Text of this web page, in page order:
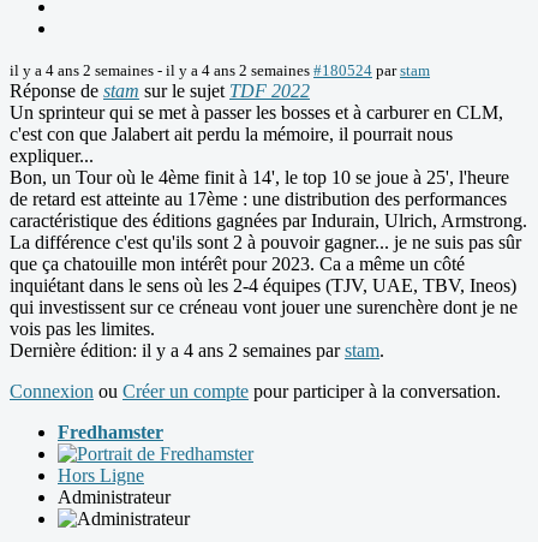
il y a 4 ans 2 semaines - il y a 4 ans 2 semaines #180524 parstam
Réponse de stam sur le sujet TDF 2022
Un sprinteur qui se met à passer les bosses et à carburer en CLM,
c'est con que Jalabert ait perdu la mémoire, il pourrait nous
expliquer...
Bon, un Tour où le 4ème finit à 14', le top 10 se joue à 25', l'heure
de retard est atteinte au 17ème : une distribution des performances
caractéristique des éditions gagnées par Indurain, Ulrich, Armstrong.
La différence c'est qu'ils sont 2 à pouvoir gagner... je ne suis pas sûr
que ça chatouille mon intérêt pour 2023. Ca a même un côté
inquiétant dans le sens où les 2-4 équipes (TJV, UAE, TBV, Ineos)
qui investissent sur ce créneau vont jouer une surenchère dont je ne
vois pas les limites.
Dernière édition: il y a 4 ans 2 semaines parstam.
Connexion ou Créer un compte pour participer à la conversation.
Fredhamster
Hors Ligne
Administrateur